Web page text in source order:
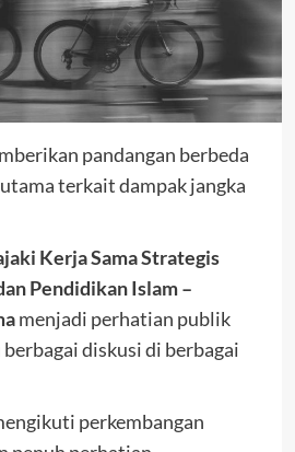
pandangan berbeda
terkait dampak jangka
Kerja Sama Strategis
Pendidikan Islam –
menjadi perhatian publik
diskusi di berbagai
perkembangan